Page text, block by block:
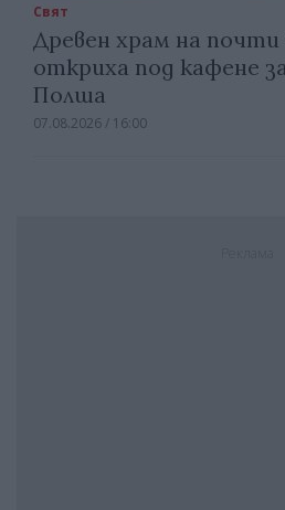
Свят
Древен храм на почти
откриха под кафене
Полша
07.08.2026 / 16:00